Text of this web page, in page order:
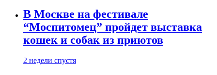
В Москве на фестивале
“Моспитомец” пройдет выставка
кошек и собак из приютов
2 недели спустя